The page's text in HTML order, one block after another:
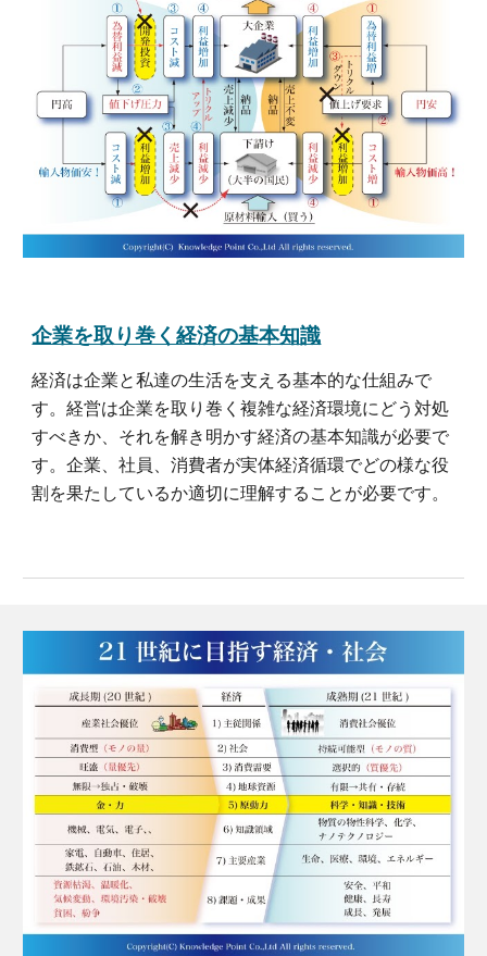
企業を取り巻く経済の基本知識
経済は企業と私達の生活を支える基本的な仕組みで
す。経営は企業を取り巻く複雑な経済環境にどう対処
すべきか、それを解き明かす経済の基本知識が必要で
す。企業、社員、消費者が実体経済循環でどの様な役
割を果たしているか適切に理解することが必要です。